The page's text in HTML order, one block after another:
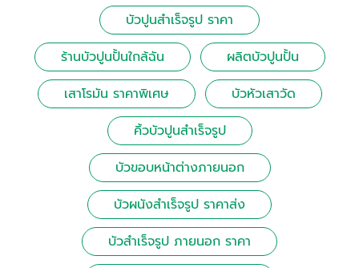
บัวปูนสําเร็จรูป ราคา
ร้านบัวปูนปั้นใกล้ฉัน
ผลิตบัวปูนปั้น
เสาโรมัน ราคาพิเศษ
บัวหัวเสาวัด
คิ้วบัวปูนสําเร็จรูป
บัวขอบหน้าต่างภายนอก
บัวผนังสําเร็จรูป ราคาส่ง
บัวสําเร็จรูป ภายนอก ราคา